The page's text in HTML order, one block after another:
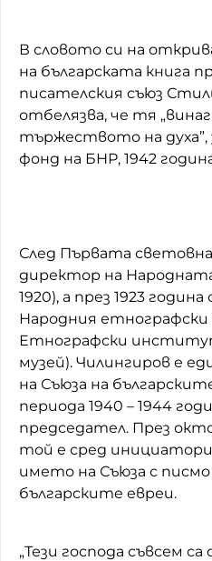
В словото си на
на българската книга
писателския съюз
отбелязва, че тя
тържеството на
фонд на БНР, 1942
След Първата световна
директор на
1920), а през 1923
Народния етнографски
Етнографски
музей). Чилингиров е
на Съюза на
периода 1940 – 1944
председател. През
той е сред
името на Съюза с
българските евреи.
„Тези господа съвсем са